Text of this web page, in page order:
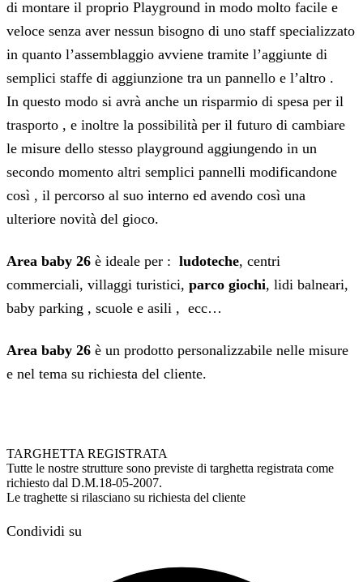
di montare il proprio Playground in modo molto facile e
veloce senza aver nessun bisogno di uno staff specializzato
in quanto l’assemblaggio avviene tramite l’aggiunte di
semplici staffe di aggiunzione tra un pannello e l’altro .
In questo modo si avrà anche un risparmio di spesa per il
trasporto , e inoltre la possibilità per il futuro di cambiare
le misure dello stesso playground aggiungendo in un
secondo momento altri semplici pannelli modificandone
così , il percorso al suo interno ed avendo così una
ulteriore novità del gioco.
Area baby 26 è ideale per : ludoteche, centri
commerciali, villaggi turistici, parco giochi, lidi balneari,
baby parking , scuole e asili , ecc…
Area baby 26 è un prodotto personalizzabile nelle misure
e nel tema su richiesta del cliente.
TARGHETTA REGISTRATA
Tutte le nostre strutture sono previste di targhetta registrata come
richiesto dal D.M.18-05-2007.
Le traghette si rilasciano su richiesta del cliente
Condividi su